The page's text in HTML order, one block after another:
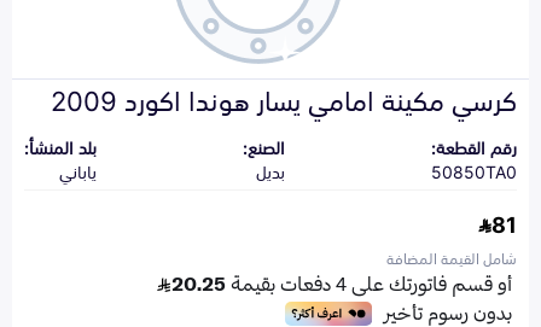
كرسي مكينة امامي يسار هوندا اكورد 2009
رقم القطعة:
50850TA0
الصنع:
بديل
بلد المنشأ:
ياباني
81
شامل القيمة المضافة